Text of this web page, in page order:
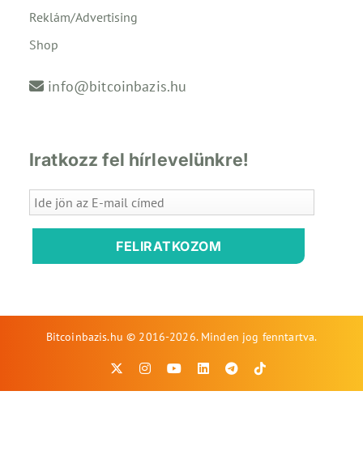
Reklám/Advertising
Shop
info@bitcoinbazis.hu
Iratkozz fel hírlevelünkre!
FELIRATKOZOM
Bitcoinbazis.hu © 2016-2026. Minden jog fenntartva.